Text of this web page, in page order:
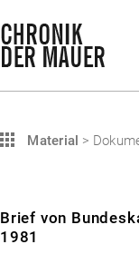
Material >
Brief von
1981